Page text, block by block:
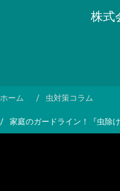
ス
ッ
株式
ホーム 虫対策コラム
家庭のガードライン！『虫除